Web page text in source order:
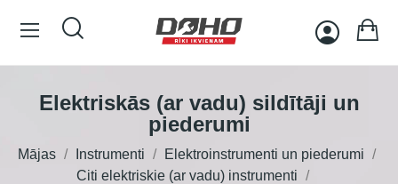
Elektriskās (ar vadu) sildītāji un
piederumi
Mājas Instrumenti
Elektroinstrumenti un piederumi
Citi elektriskie (ar vadu) instrumenti